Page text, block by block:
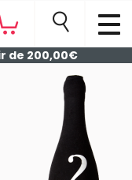
de 200,00€